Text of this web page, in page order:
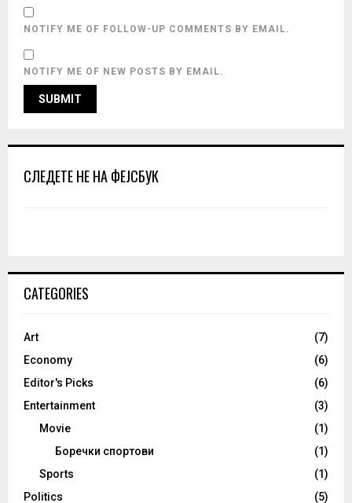
NOTIFY ME OF FOLLOW-UP COMMENTS BY EMAIL.
NOTIFY ME OF NEW POSTS BY EMAIL.
СЛЕДЕТЕ НЕ НА ФЕЈСБУК
CATEGORIES
Art
(7)
Economy
(6)
Editor's Picks
(6)
Entertainment
(3)
Movie
(1)
Боречки спортови
(1)
Sports
(1)
Politics
(5)